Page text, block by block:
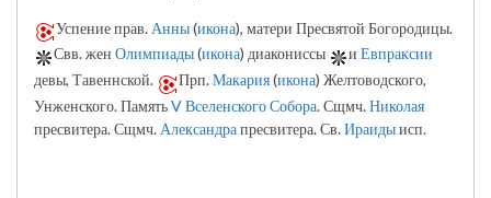
Успение прав. Анны(икона), матери Пресвятой Богородицы.
Свв. жен Олимпиады(икона) диакониссы и Евпраксии
девы, Тавеннской.
Прп.Макария(икона) Желтоводского,
Унженского. ПамятьV Вселенского Собора. Сщмч.Николая
пресвитера. Сщмч. Александрапресвитера. Св.Ираидыисп.